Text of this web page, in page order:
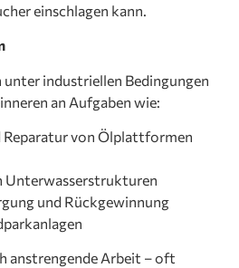
einschlagen kann.
industriellen Bedingungen
an Aufgaben wie:
von Ölplattformen
Unterwasserstrukturen
und Rückgewinnung
anstrengende Arbeit – oft